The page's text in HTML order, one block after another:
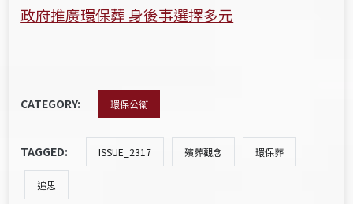
政府推廣環保葬 身後事選擇多元
CATEGORY: 環保公衛
TAGGED: ISSUE_2317 殯葬觀念 環保葬
追思